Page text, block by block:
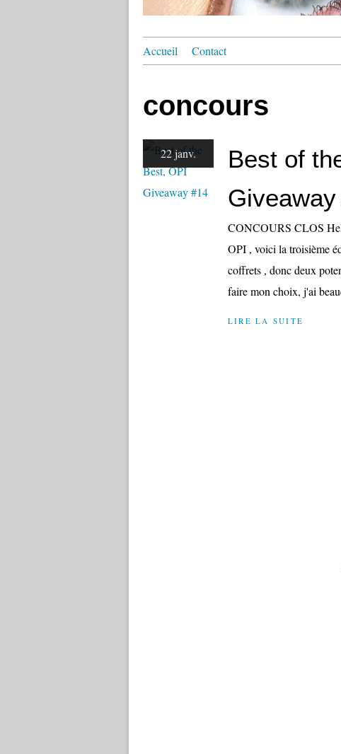
Accueil Contact
concours
22 janv.
Best of
CONCOURS CLOS
OPI , voici la troisième
coffrets , donc deux
faire mon choix, j'ai
LIRE LA SUITE